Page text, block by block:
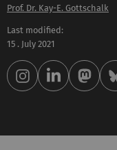
Prof. Dr. Kay-E. Gottschalk
Last modified:
15 . July 2021